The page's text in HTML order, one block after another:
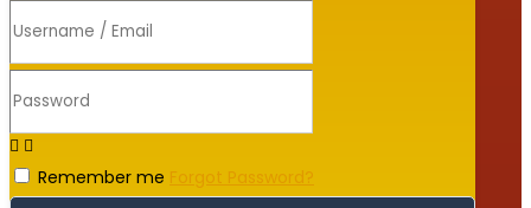
Remember me Forgot Password?